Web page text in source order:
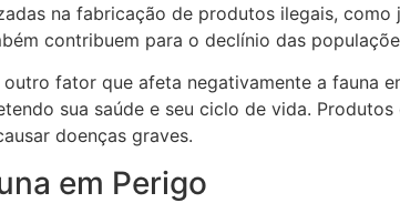
na fabricação de produtos ilegais,
contribuem para o declínio das
fator que afeta negativamente a fauna
sua saúde e seu ciclo de vida.
doenças graves.
em Perigo